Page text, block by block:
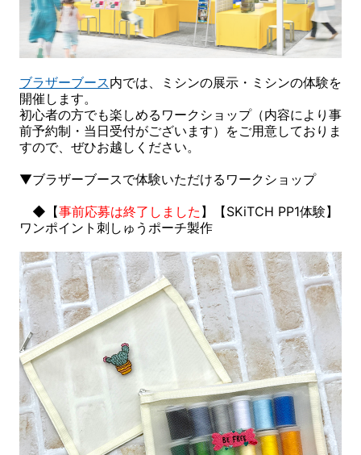
ブラザーブース内では、ミシンの展示・ミシンの体験を
開催します。
初心者の方でも楽しめるワークショップ（内容により事
前予約制・当日受付がございます）をご用意しておりま
すので、ぜひお越しください。
▼ブラザーブースで体験いただけるワークショップ
◆【事前応募は終了しました 】【SKiTCH PP1体験】
ワンポイント刺しゅうポーチ製作